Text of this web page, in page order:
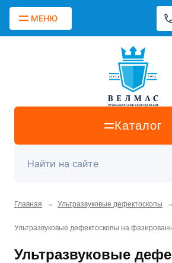
МЕНЮ
Каталог
Главная → Ультразвуковые дефектоскопы →
Ультразвуковые дефектоскопы на
Ультразвуковые